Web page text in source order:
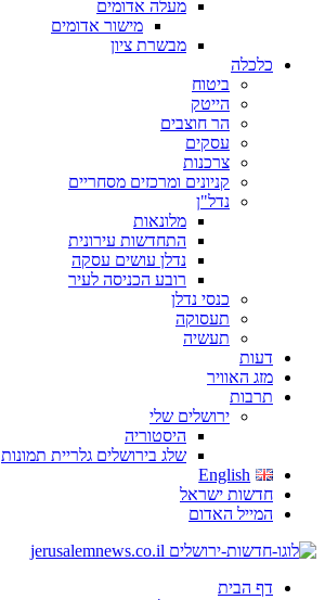
מעלה אדומים
מישור אדומים
מבשרת ציון
כלכלה
ביטוח
הייטק
הר חוצבים
עסקים
צרכנות
קניונים ומרכזים מסחריים
נדל"ן
מלונאות
התחדשות עירונית
נדלן עושים עסקה
רובע הכניסה לעיר
כנסי נדלן
תעסוקה
תעשיה
דעות
מזג האוויר
תרבות
ירושלים שלי
היסטוריה
שלג בירושלים גלריית תמונות
English
חדשות ישראל
המייל האדום
דף הבית